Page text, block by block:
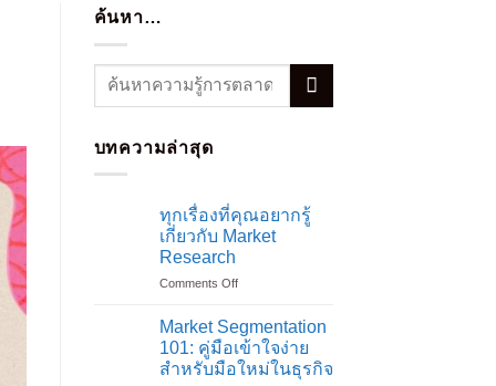
ค้นหา…
บทความล่าสุด
ทุกเรื่องที่คุณอยากรู้
เกี่ยวกับ Market
Research
Comments Offon
ที่
คุณ
อยาก
Market Segmentation
101: คู่มือเข้าใจง่าย
สำหรับมือใหม่ในธุรกิจ